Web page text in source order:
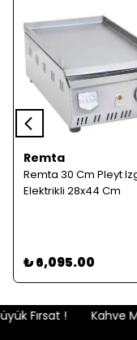
Remta
Remta 30 Cm Pleyt
Elektrikli 28x44 Cm
₺ 6,095.00
Fırsat ! Kahve